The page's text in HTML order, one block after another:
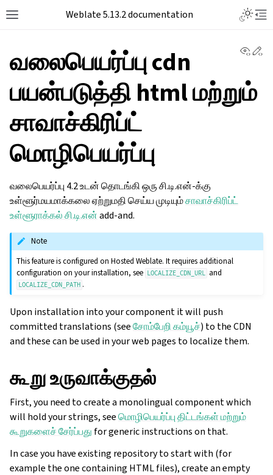
Toggle site navigation sidebar
Weblate 5.13.2 documentation
வலைபெயர்ப்பு cdn
பயன்படுத்தி html மற்றும்
சாவாச்கிரிப்ட்
மொழிபெயர்ப்பு
வலைபெயர்ப்பு 4.2 உடன் தொடங்கி ஒரு சி.டி.என்-க்கு
உள்ளூர்மயமாக்கலை ஏற்றுமதி செய்ய முடியும்சாவாச்கிரிப்ட்
உள்ளூராக்கல் சி.டி.என்add-and.
Note
This feature is configured on Hosted Weblate. It requires additional
configuration on your installation, see LOCALIZE_CDN_URL and
LOCALIZE_CDN_PATH .
Upon installation into your component it will push
committed translations (seeசோம்பேறி கம்யூச்) to the CDN
and these can be used in your web pages to localize them.
கூறு உருவாக்குதல்
First, you need to create a monolingual component which
will hold your strings, seeமொழிபெயர்ப்பு திட்டங்கள் மற்றும்
கூறுகளைச் சேர்ப்பது for generic instructions on that.
In case you have existing repository to start with (for
example the one containing HTML files), create an empty